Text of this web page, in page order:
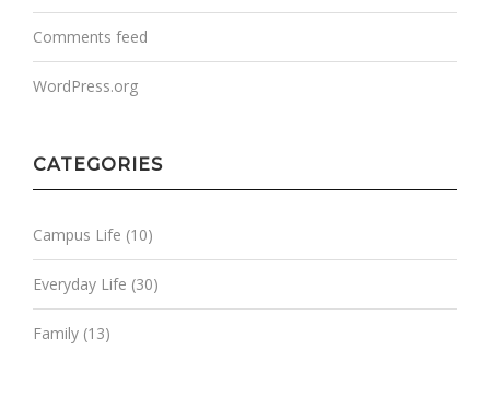
Comments feed
WordPress.org
CATEGORIES
Campus Life (10)
Everyday Life (30)
Family (13)